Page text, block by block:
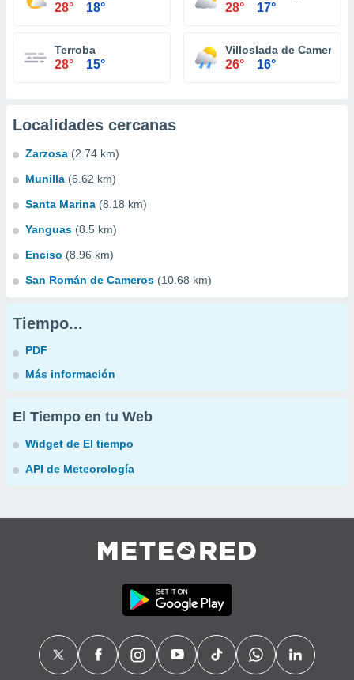
28° 18° 28° 17°
Terroba
28° 15°
Villoslada de Cameros
26° 16°
Localidades cercanas
Zarzosa (2.74 km)
Munilla (6.62 km)
Santa Marina (8.18 km)
Yanguas (8.5 km)
Enciso (8.96 km)
San Román de Cameros (10.68 km)
Tiempo...
PDF
Más información
El Tiempo en tu Web
Widget de El tiempo
API de Meteorología